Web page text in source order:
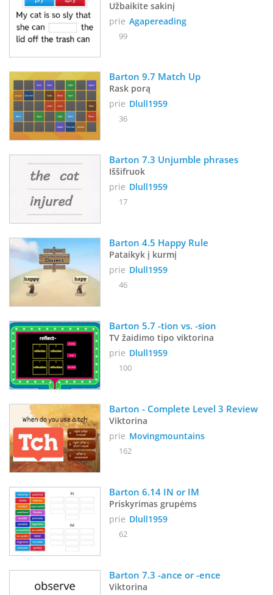
Užbaikite sakinį
prie Agapereading
99
Barton 9.7 Match Up
Rask porą
prie Dlull1959
36
Barton 7.3 Unjumble phrases
Iššifruok
prie Dlull1959
17
Barton 4.5 Happy Rule
Pataikyk į kurmį
prie Dlull1959
46
Barton 5.7 -tion vs. -sion
TV žaidimo tipo viktorina
prie Dlull1959
100
Barton - Complete Level 3 Review
Viktorina
prie Movingmountains
162
Barton 6.14 IN or IM
Priskyrimas grupėms
prie Dlull1959
62
Barton 7.3 -ance or -ence
Viktorina